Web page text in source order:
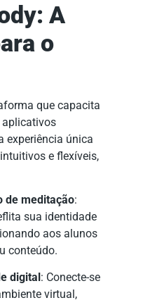
A
o
que capacita
aplicativos
experiência única
e flexíveis,
de meditação:
sua identidade
aos alunos
conteúdo.
digital : Conecte-se
virtual,